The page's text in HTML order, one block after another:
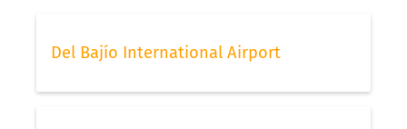
Del Bajío International Airport